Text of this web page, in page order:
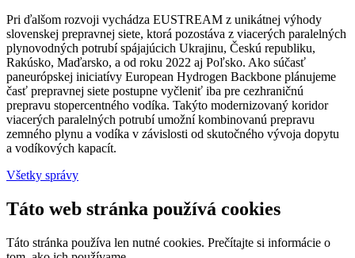
Pri ďalšom rozvoji vychádza EUSTREAM z unikátnej výhody
slovenskej prepravnej siete, ktorá pozostáva z viacerých paralelných
plynovodných potrubí spájajúcich Ukrajinu, Českú republiku,
Rakúsko, Maďarsko, a od roku 2022 aj Poľsko. Ako súčasť
paneurópskej iniciatívy European Hydrogen Backbone plánujeme
časť prepravnej siete postupne vyčleniť iba pre cezhraničnú
prepravu stopercentného vodíka. Takýto modernizovaný koridor
viacerých paralelných potrubí umožní kombinovanú prepravu
zemného plynu a vodíka v závislosti od skutočného vývoja dopytu
a vodíkových kapacít.
Všetky správy
Táto web stránka používá cookies
Táto stránka používa len nutné cookies. Prečítajte si informácie o